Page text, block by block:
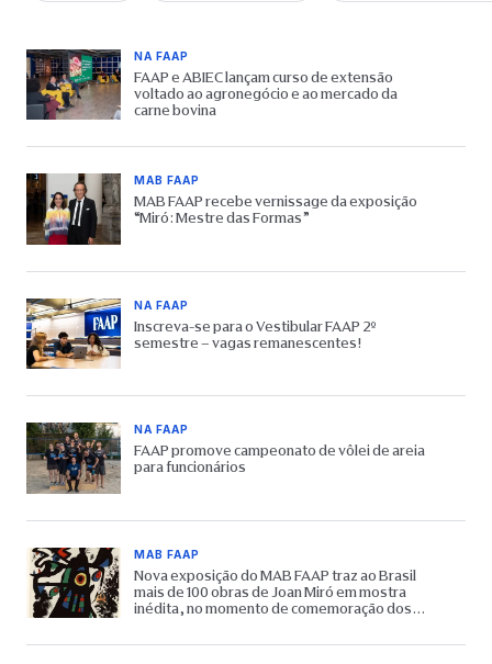
NA FAAP
FAAP e ABIEC lançam curso de extensão
voltado ao agronegócio e ao mercado da
carne bovina
MAB FAAP
MAB FAAP recebe vernissage da exposição
“Miró: Mestre das Formas”
NA FAAP
Inscreva-se para o Vestibular FAAP 2º
semestre – vagas remanescentes!
NA FAAP
FAAP promove campeonato de vôlei de areia
para funcionários
MAB FAAP
Nova exposição do MAB FAAP traz ao Brasil
mais de 100 obras de Joan Miró em mostra
inédita, no momento de comemoração dos